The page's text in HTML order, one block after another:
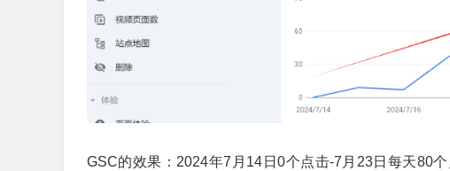
GSC的效果：2024年7月14日0个点击-7月23日每天80